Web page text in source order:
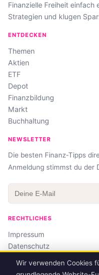
Wir verwenden Cookies
Finanzielle Freiheit einfach
Strategien und klugen
ENTDECKEN
Themen
Aktien
ETF
Depot
Finanzbildung
Markt
Buchhaltung
NEWSLETTER
Die besten Finanz-Tipps
Anmeldung stimmst du der
RECHTLICHES
Impressum
Datenschutz